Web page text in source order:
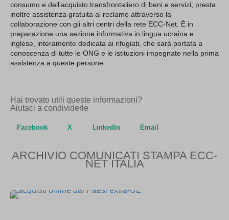
consumo e dell’acquisto transfrontaliero di beni e servizi; presta
inoltre assistenza gratuita al reclamo attraverso la
collaborazione con gli altri centri della rete ECC-Net. È in
preparazione una sezione informativa in lingua ucraina e
inglese, interamente dedicata ai rifugiati, che sarà portata a
conoscenza di tutte le ONG e le istituzioni impegnate nella prima
assistenza a queste persone.
Hai trovato utili queste informazioni?
Aiutaci a condividerle
Facebook X LinkedIn Email
ARCHIVIO COMUNICATI STAMPA ECC-
NET ITALIA